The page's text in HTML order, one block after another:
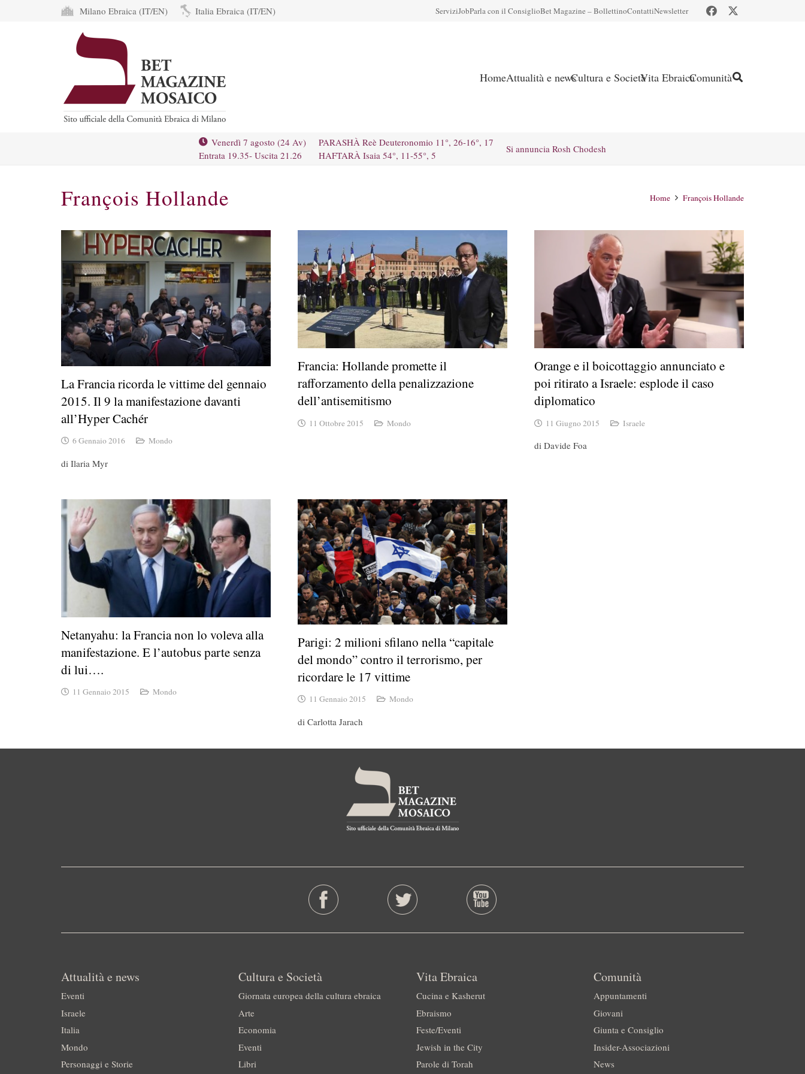
Milano Ebraica (IT/EN) Italia Ebraica (IT/EN) ServiziJobParla con il ConsiglioBet Magazine – BollettinoContattiNewsletter
HomeAttualità e newsCultura e SocietàVita EbraicaComunità
Venerdì 7 agosto (24 Av)
Entrata 19.35- Uscita 21.26
PARASHÀ Reè Deuteronomio 11°, 26-16°, 17
HAFTARÀ Isaia 54°, 11-55°, 5
Si annuncia Rosh Chodesh
François Hollande Home François Hollande
La Francia ricorda le vittime del gennaio
2015. Il 9 la manifestazione davanti
all’Hyper Cachér
6 Gennaio 2016 Mondo
di Ilaria Myr
Francia: Hollande promette il
rafforzamento della penalizzazione
dell’antisemitismo
11 Ottobre 2015 Mondo
Orange e il boicottaggio annunciato e
poi ritirato a Israele: esplode il caso
diplomatico
11 Giugno 2015 Israele
di Davide Foa
Netanyahu: la Francia non lo voleva alla
manifestazione. E l’autobus parte senza
di lui….
11 Gennaio 2015 Mondo
Parigi: 2 milioni sfilano nella “capitale
del mondo” contro il terrorismo, per
ricordare le 17 vittime
11 Gennaio 2015 Mondo
di Carlotta Jarach
Attualità e news
Eventi
Israele
Italia
Mondo
Personaggi e Storie
Cultura e Società
Giornata europea della cultura ebraica
Arte
Economia
Eventi
Libri
Vita Ebraica
Cucina e Kasherut
Ebraismo
Feste/Eventi
Jewish in the City
Parole di Torah
Comunità
Appuntamenti
Giovani
Giunta e Consiglio
Insider-Associazioni
News